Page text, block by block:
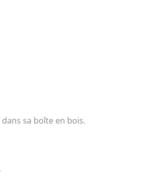
sa boîte en bois.